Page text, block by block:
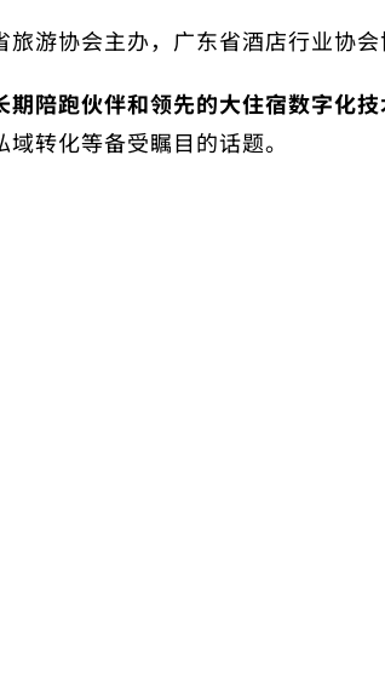
游协会主办，广东省酒店行业协
期陪跑伙伴和领先的大住宿数字化
转化等备受瞩目的话题。